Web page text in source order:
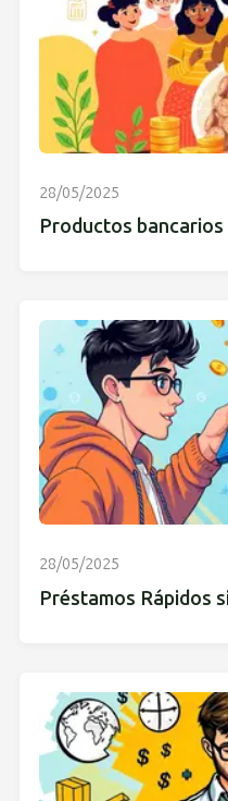
28/05/2025
Productos
28/05/2025
Préstamos Rápidos